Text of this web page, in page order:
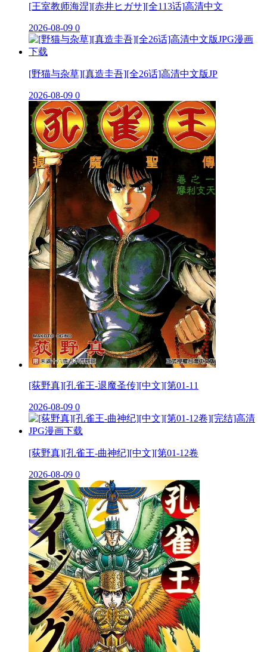
[王室教师海涅][赤井ヒガサ][全113话]高清中文
2026-08-09 0
[野猫与杂草][真造圭吾][全26话]高清中文版JP
2026-08-09 0
[荻野真][孔雀王-退魔圣传][中文][第01-11
2026-08-09 0
[荻野真][孔雀王-曲神纪][中文][第01-12卷
2026-08-09 0